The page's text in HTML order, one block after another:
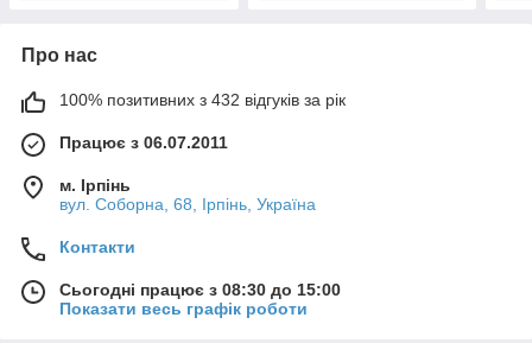
Про нас
100% позитивних з 432 відгуків за рік
Працює з 06.07.2011
м. Ірпінь
вул. Соборна, 68, Ірпінь, Україна
Контакти
Сьогодні працює з 08:30 до 15:00
Показати весь графік роботи